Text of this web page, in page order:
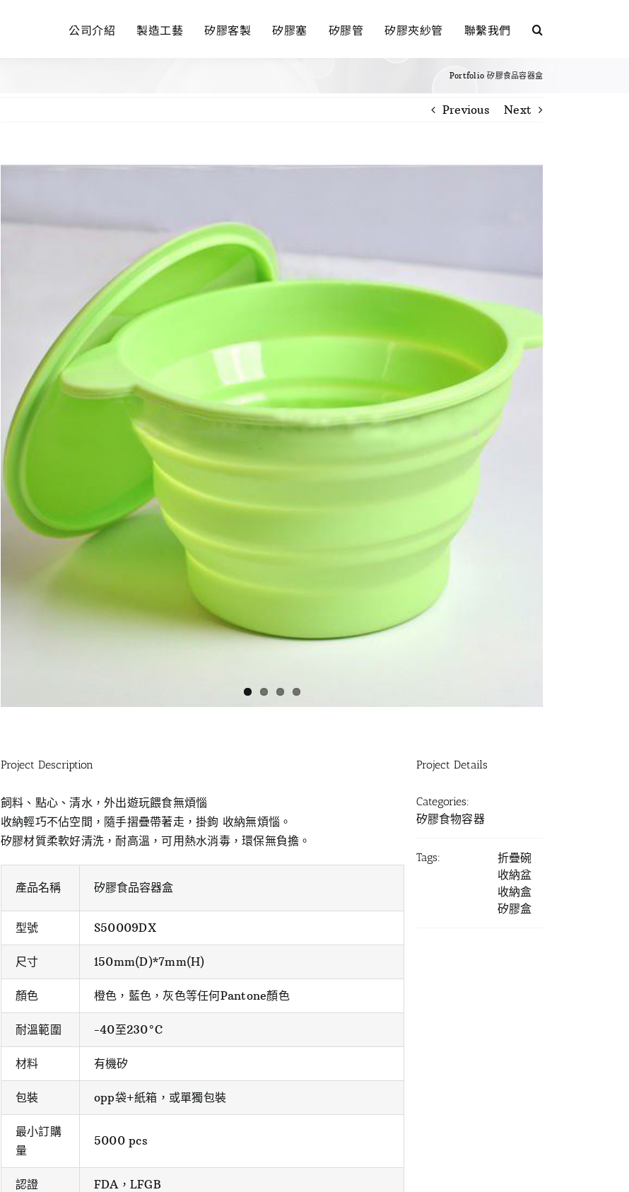
公司介紹 製造工藝 矽膠客製 矽膠塞 矽膠管 矽膠夾紗管 聯繫我們
Portfolio 矽膠食品容器盒
Previous Next
Project Description
飼料、點心、清水，外出遊玩餵食無煩惱
收納輕巧不佔空間，隨手摺疊帶著走，掛鉤 收納無煩惱。
矽膠材質柔軟好清洗，耐高溫，可用熱水消毒，環保無負擔。
產品名稱 矽膠食品容器盒
型號 S50009DX
尺寸 150mm(D)*7mm(H)
顏色 橙色，藍色，灰色等任何Pantone顏色
耐溫範圍 -40至230°C
材料 有機矽
包裝 opp袋+紙箱，或單獨包裝
最小訂購
量
5000 pcs
認證 FDA，LFGB
Project Details
Categories:
矽膠食物容器
Tags:
折疊碗
收納盆
收納盒
矽膠盒